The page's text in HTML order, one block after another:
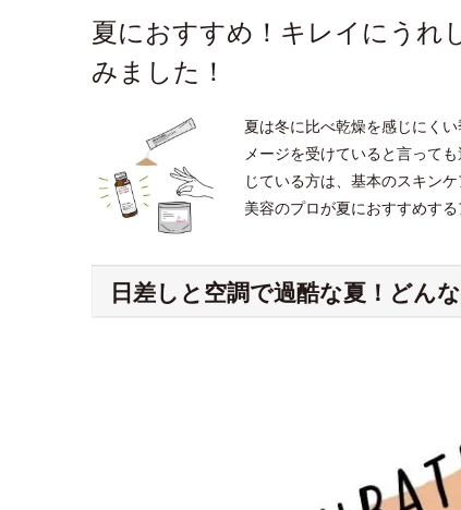
夏におすすめ！キレイにうれ
みました！
夏は冬に比べ乾燥を感じにく
メージを受けていると言って
じている方は、基本のスキン
美容のプロが夏におすすめする
日差しと空調で過酷な夏！どん